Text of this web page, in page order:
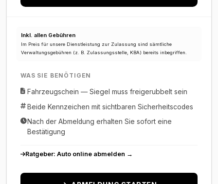
Inkl. allen Gebühren
Im Preis für unsere Dienstleistung zur Zulassung sind sämtliche
Verwaltungsgebühren (z. B. Zulassungsstelle, KBA) bereits inbegriffen.
WAS SIE BENÖTIGEN
Fahrzeugschein — Siegel muss freigerubbelt sein
Beide Kennzeichen mit sichtbaren Sicherheitscodes
Nach der Abmeldung erhalten Sie sofort eine
Bestätigung
Ratgeber: Auto online abmelden →